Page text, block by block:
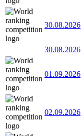
30.08.2026
30.08.2026
01.09.2026
02.09.2026